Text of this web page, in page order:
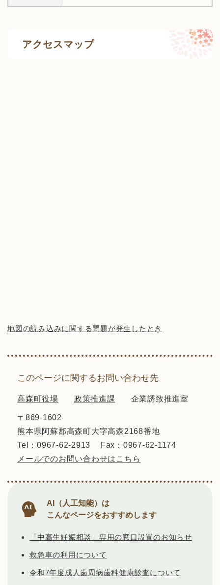
アクセスマップ
地図の読み込みに関する問題が発生したとき
このページに関するお問い合わせ先
高森町役場 政策推進課 企業誘致推進室
〒869-1602
熊本県阿蘇郡高森町大字高森2168番地
Tel：0967-62-2913
Fax：0967-62-1174
メールでのお問い合わせはこちら
AI（人工知能）は
こんなページをおすすめします
「中高生妊娠相談」専用の窓口設置のお知らせ
救急車の利用について
令和7年度成人歯周病歯科健康診査について